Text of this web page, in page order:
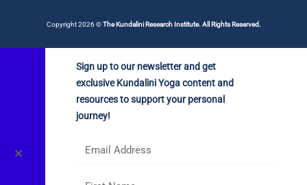
Copyright 2026 ©The Kundalini Research Institute. All Rights Reserved.
✕
Sign up to our newsletter and get
exclusive Kundalini Yoga content and
resources to support your personal
journey!